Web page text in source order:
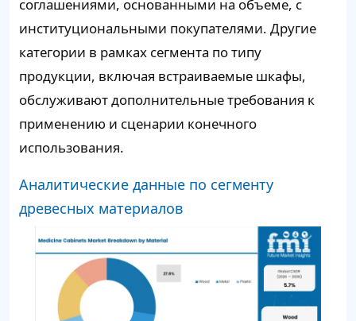
соглашениями, основанными на объеме, с
институциональными покупателями. Другие
категории в рамках сегмента по типу
продукции, включая встраиваемые шкафы,
обслуживают дополнительные требования к
применению и сценарии конечного
использования.
Аналитические данные по сегменту
древесных материалов